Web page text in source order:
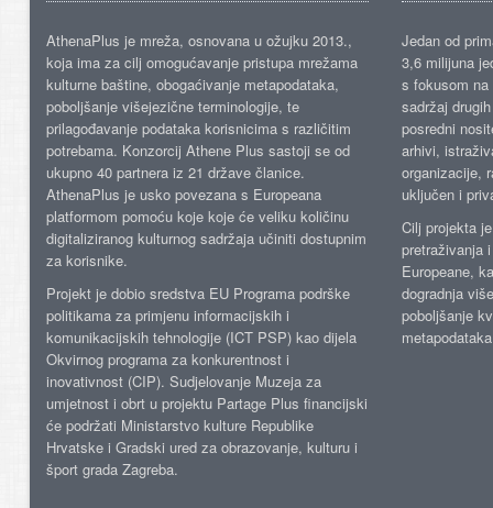
AthenaPlus je mreža, osnovana u ožujku 2013.,
koja ima za cilj omogućavanje pristupa mrežama
kulturne baštine, obogaćivanje metapodataka,
poboljšanje višejezične terminologije, te
prilagođavanje podataka korisnicima s različitim
potrebama. Konzorcij Athene Plus sastoji se od
ukupno 40 partnera iz 21 države članice.
AthenaPlus je usko povezana s Europeana
platformom pomoću koje koje će veliku količinu
digitaliziranog kulturnog sadržaja učiniti dostupnim
za korisnike.
Projekt je dobio sredstva EU Programa podrške
politikama za primjenu informacijskih i
komunikacijskih tehnologije (ICT PSP) kao dijela
Okvirnog programa za konkurentnost i
inovativnost (CIP). Sudjelovanje Muzeja za
umjetnost i obrt u projektu Partage Plus financijski
će podržati Ministarstvo kulture Republike
Hrvatske i Gradski ured za obrazovanje, kulturu i
šport grada Zagreba.
Jedan od
3,6 milijuna
s fokusom
sadržaj
posredni
arhivi,
organizacije,
uključen i
Cilj projekta
pretraživanja
Europeane,
dogradnja
poboljšanje